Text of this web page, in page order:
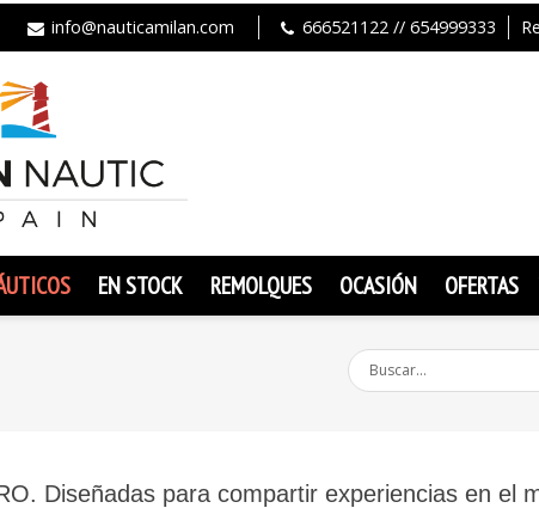
info@nauticamilan.com 666521122 // 654999333
EN STOCK REMOLQUES OCASIÓN OFERTAS
. Diseñadas para compartir experiencias en el